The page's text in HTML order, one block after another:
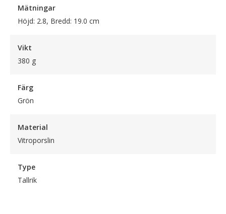
Mätningar
Höjd: 2.8, Bredd: 19.0 cm
Vikt
380 g
Färg
Grön
Material
Vitroporslin
Type
Tallrik